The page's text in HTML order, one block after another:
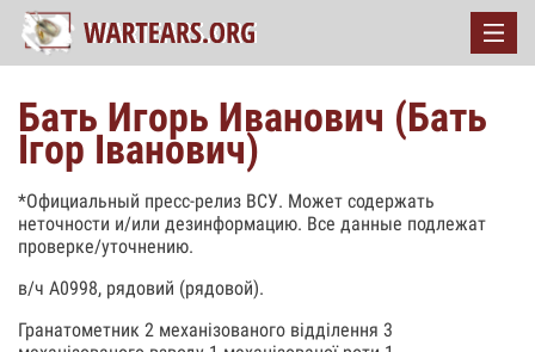
Бать Игорь Иванович (Бать
Ігор Іванович)
*Официальный пресс-релиз ВСУ. Может содержать
неточности и/или дезинформацию. Все данные подлежат
проверке/уточнению.
в/ч А0998, рядовий (рядовой).
Гранатометник 2 механізованого відділення 3